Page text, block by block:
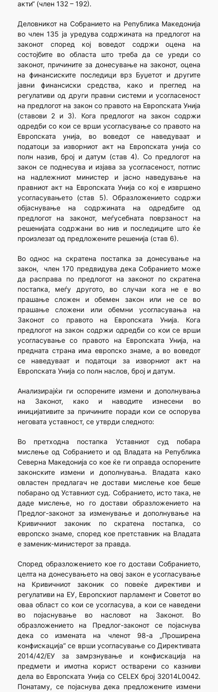
акти“ (член 132 – 192).
Деловникот на Собранието на Република Македонија
во член 135 ја уредува содржината на предлогот на
законот според кој воведот содржи оцена на
состојбите во областа што треба да се уреди со
законот, причините за донесување на законот, оцена
на финансиските последици врз Буџетот и другите
јавни финансиски средства, како и преглед на
регулативи од други правни системи и усогласеност
на предлогот на закон со правото на Европската Унија
(ставови 2 и 3). Кога предлогот на закон содржи
одредби со кои се врши усогласување со правото на
Европската унија, во воведот се наведуваат и
податоци за изворниот акт на Европската унија со
полн назив, број и датум (став 4). Со предлогот на
закон се поднесува и изјава за усогласеност, потпис
на надлежниот министер и јасно наведување на
правниот акт на Европската Унија со кој е извршено
усогласувањето (став 5). Образложението содржи
објаснување на содржината на одредбите од
предлогот на законот, меѓусебната поврзаност на
решенијата содржани во нив и последиците што ќе
произлезат од предложените решенија (став 6).
Во однос на скратена постапка за донесување на
закон, член 170 предвидува дека Собранието може
да расправа по предлогот на законот по скратена
постапка, меѓу другото, во случаи кога не е во
прашање сложен и обемен закон или не се во
прашање сложени или обемни усогласувања на
Законот со правото на Европската Унија. Кога
предлогот на закон содржи одредби со кои се врши
усогласување со правото на Европската Унија, на
предната страна има европско знаме, а во воведот
се наведуваат и податоци за изворниот акт на
Европската Унија со полн наслов, број и датум.
Анализирајќи ги оспорените измени и дополнувања
на Законот, како и наводите изнесени во
иницијативите за причините поради кои се оспорува
неговата уставност, се утврди следното:
Во претходна постапка Уставниот суд побара
мислење од Собранието и од Владата на Република
Северна Македонија со кое ќе ги оправда оспорените
законските измени и дополнувања. Владата како
овластен предлагач не достави мислење кое беше
побарано од Уставниот суд. Собранието, исто така, не
даде мислење, но го достави образложението на
Предлог-законот за изменување и дополнување на
Кривичниот законик по скратена постапка, со
европско знаме, според кое претставник на Владата
е заменик-министерот за правда.
Според образложението кое го достави Собранието,
целта на донесувањето на овој закон е усогласување
на Кривичниот законик со повеќе директиви и
регулативи на ЕУ, Европскиот парламент и Советот во
оваа област со кои се усогласува, а кои се наведени
во појаснување во насловот на Законот. Во
образложението на Предлог-законот се појаснува
дека со измената на членот 98-а „Проширена
конфискација” се врши усогласување со Директивата
2014/42/ЕУ за замрзнување и конфискација на
предмети и имотна корист остварени со казниви
дела во Европската Унија со CELEX број 32014L0042.
Понатаму, се појаснува дека предложените измени